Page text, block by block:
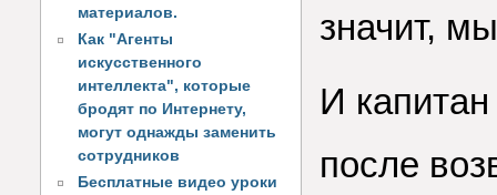
материалов.
Как "Агенты
искусственного
интеллекта", которые
бродят по Интернету,
могут однажды заменить
сотрудников
Бесплатные видео уроки
значит,
И
после